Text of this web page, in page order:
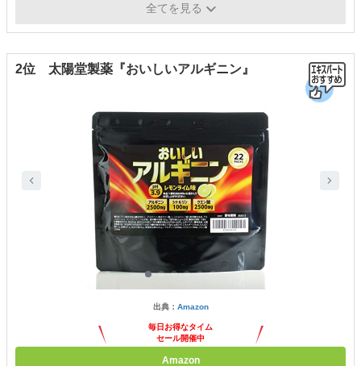
全てを見る
2位 太陽堂製薬『おいしいアルギニン』
出典： Amazon
毎日お得なタイム
セール開催中
Amazon